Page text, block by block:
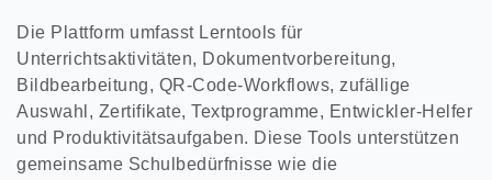
Die Plattform umfasst Lerntools für
Unterrichtsaktivitäten, Dokumentvorbereitung,
Bildbearbeitung, QR-Code-Workflows, zufällige
Auswahl, Zertifikate, Textprogramme, Entwickler-Helfer
und Produktivitätsaufgaben. Diese Tools unterstützen
gemeinsame Schulbedürfnisse wie die